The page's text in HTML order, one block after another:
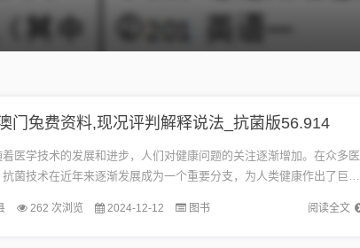
门兔费资料,现况评判解释说法_抗菌版56.914
学技术的发展和进步，人们对健康问题的关注逐渐增加。在众多医
抗菌技术在近年来逐渐发展成为一个重要分支，为人类健康作出了巨大
年澳门成为了抗菌技术研究与应用的热点地区之一，吸引了众...
阅读全文
262 次浏览 2024-12-12 图书